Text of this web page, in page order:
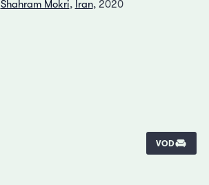
Shahram Mokri, Iran, 2020
VOD